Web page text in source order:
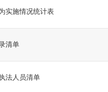
实施情况统计表
清单
法人员清单